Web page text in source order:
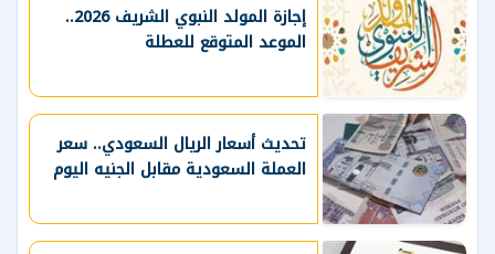
إجازة المولد النبوي الشريف 2026..
الموعد المتوقع للعطلة
تحديث أسعار الريال السعودي.. سعر
العملة السعودية مقابل الجنيه اليوم